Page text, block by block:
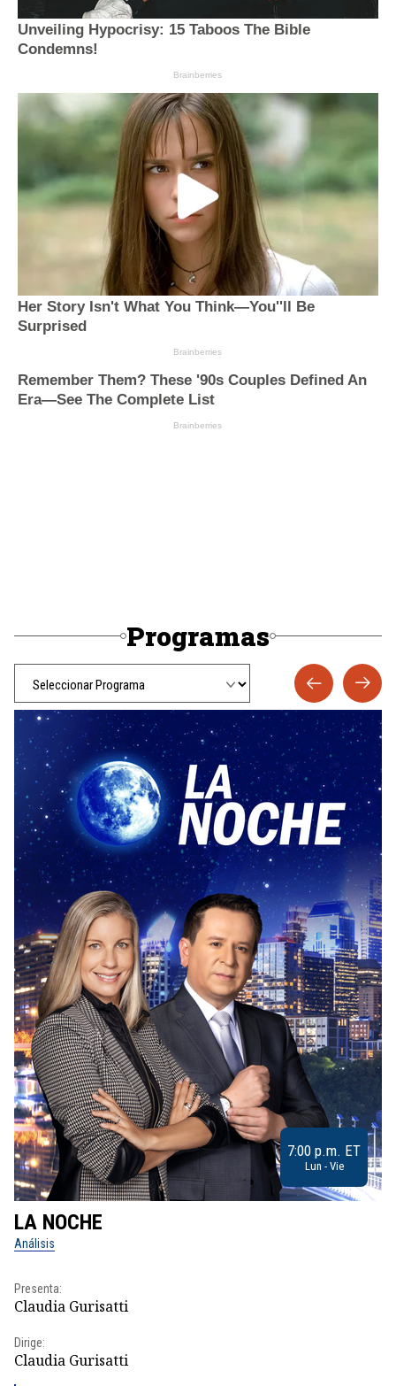
Programas
7:00 p.m. ET
Lun - Vie
LA NOCHE
Análisis
Presenta:
Claudia Gurisatti
Dirige:
Claudia Gurisatti